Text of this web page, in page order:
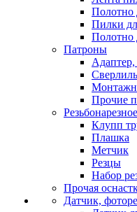
Полотно
Пилки
Полотно
Патроны
Прочие
Резьбонарезное
Клупп
Плашка
Метчик
Резцы
Набор
Прочая
Датчик,